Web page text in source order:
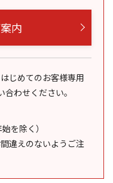
内
じめてのお客様専用
合わせください。
を除く）
違えのないようご注